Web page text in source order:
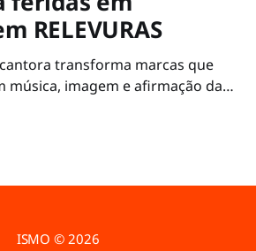
RELEVURAS
transforma marcas que
música, imagem e afirmação da
ISMO © 2026